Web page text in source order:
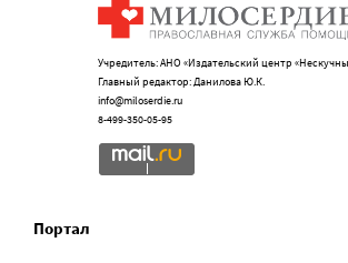
Учредитель: АНО «Издательский центр
Главный редактор: Данилова Ю.К.
info@miloserdie.ru
8-499-350-05-95
Портал